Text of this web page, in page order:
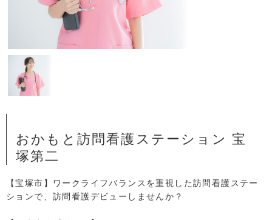
おかもと訪問看護ステーション 宝
塚第二
【宝塚市】ワークライフバランスを重視した訪問看護ステー
ションで、訪問看護デビューしませんか？